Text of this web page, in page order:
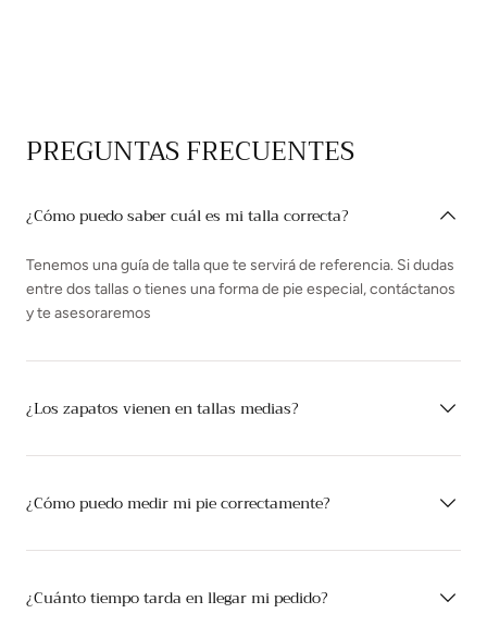
PREGUNTAS FRECUENTES
¿Cómo puedo saber cuál es mi talla correcta?
Tenemos una guía de talla que te servirá de referencia. Si dudas
entre dos tallas o tienes una forma de pie especial, contáctanos
y te asesoraremos
¿Los zapatos vienen en tallas medias?
¿Cómo puedo medir mi pie correctamente?
¿Cuánto tiempo tarda en llegar mi pedido?